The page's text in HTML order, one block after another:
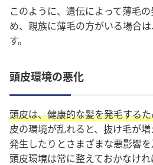
このように、遺伝によって薄毛
め、親族に薄毛の方がいる場合
す。
頭皮環境の悪化
頭皮は、健康的な髪を発毛する
皮の環境が乱れると、抜け毛が
発生したりとさまざまな悪影響を
頭皮環境は常に整えておかなけれ